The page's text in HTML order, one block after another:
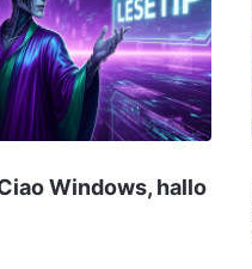
Windows, hallo